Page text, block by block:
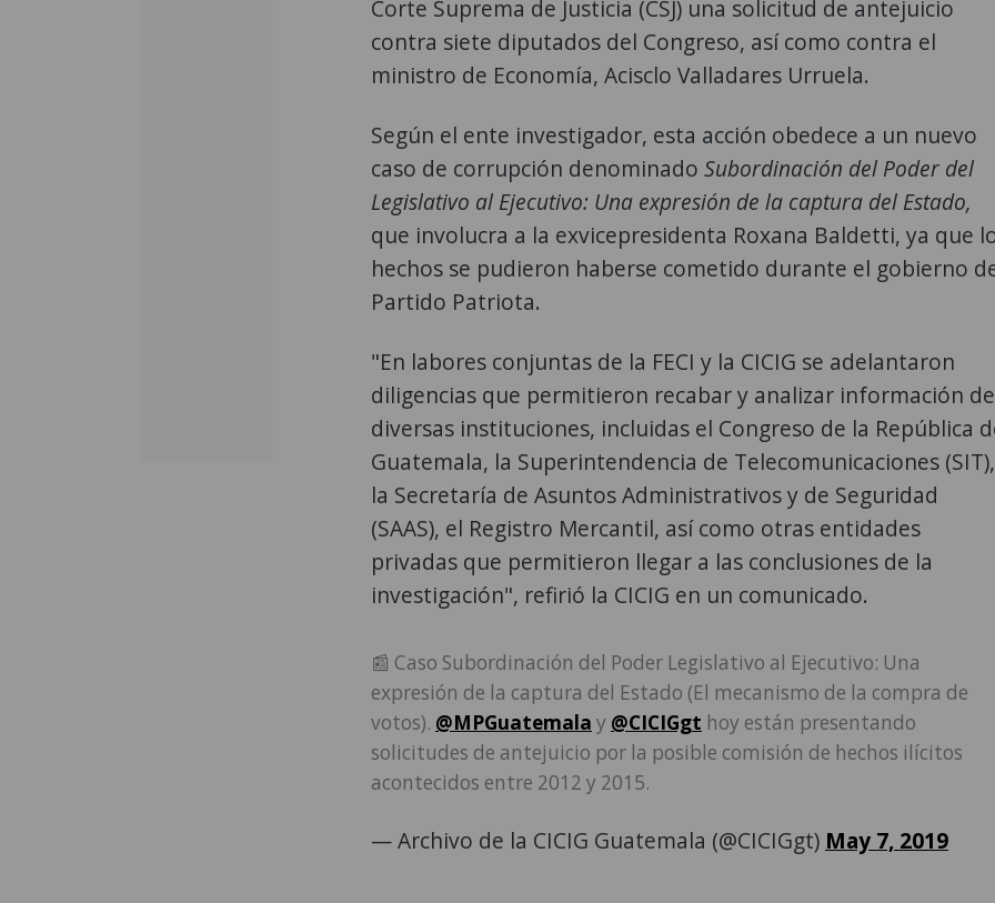
Corte Suprema de Justicia (CSJ) una solicitud de antejuicio
contra siete diputados del Congreso, así como contra el
ministro de Economía, Acisclo Valladares Urruela.
Según el ente investigador, esta acción obedece a un nuevo
caso de corrupción denominado Subordinación del Poder del
Legislativo al Ejecutivo: Una expresión de la captura del Estado,
que involucra a la exvicepresidenta Roxana Baldetti, ya que
hechos se pudieron haberse cometido durante el gobierno
Partido Patriota.
"En labores conjuntas de la FECI y la CICIG se adelantaron
diligencias que permitieron recabar y analizar información de
diversas instituciones, incluidas el Congreso de la República
Guatemala, la Superintendencia de Telecomunicaciones (SIT),
la Secretaría de Asuntos Administrativos y de Seguridad
(SAAS), el Registro Mercantil, así como otras entidades
privadas que permitieron llegar a las conclusiones de la
investigación", refirió la CICIG en un comunicado.
📰 Caso Subordinación del Poder Legislativo al Ejecutivo: Una
expresión de la captura del Estado (El mecanismo de la compra de
votos). @MPGuatemala y @CICIGgt hoy están presentando
solicitudes de antejuicio por la posible comisión de hechos ilícitos
acontecidos entre 2012 y 2015.
— Archivo de la CICIG Guatemala (@CICIGgt) May 7, 2019